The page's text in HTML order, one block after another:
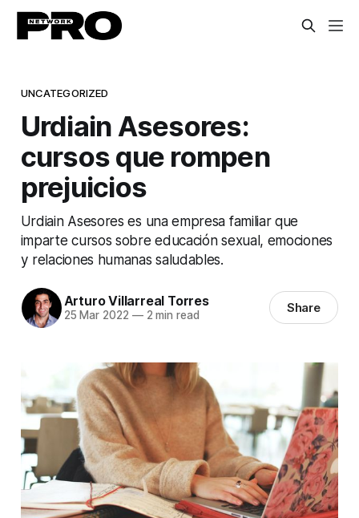
UNCATEGORIZED
Urdiain Asesores:
cursos que rompen
prejuicios
Urdiain Asesores es una empresa familiar que
imparte cursos sobre educación sexual, emociones
y relaciones humanas saludables.
Arturo Villarreal Torres
25 Mar 2022 —2 min read Share